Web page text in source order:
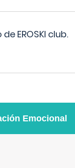
EROSKI club.
Emocional